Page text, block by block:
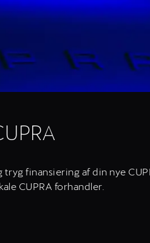
finansiering af din nye
CUPRA forhandler.